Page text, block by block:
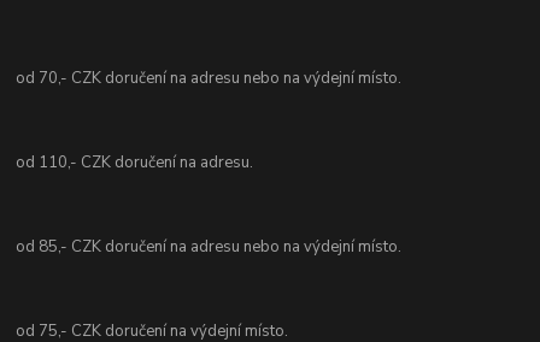
od 70,- CZK doručení na adresu nebo na výdejní místo.
od 110,- CZK doručení na adresu.
od 85,- CZK doručení na adresu nebo na výdejní místo.
od 75,- CZK doručení na výdejní místo.